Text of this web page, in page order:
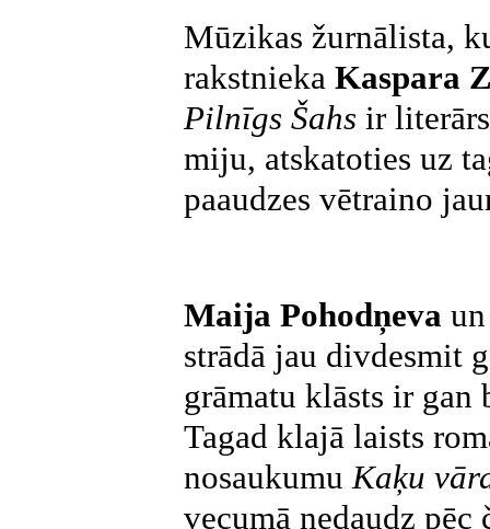
Mūzikas žurnālista,
rakstnieka Kaspara
Pilnīgs Šahs ir
miju, atskatoties uz
paaudzes vētraino
Maija Pohodņeva
strādā jau divdesmit
grāmatu klāsts ir gan
Tagad klajā laists
nosaukumuKaķu
vecumā nedaudz